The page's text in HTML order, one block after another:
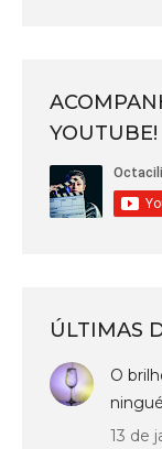
YOUTUBE!
ÚLTIMAS
O
13 de